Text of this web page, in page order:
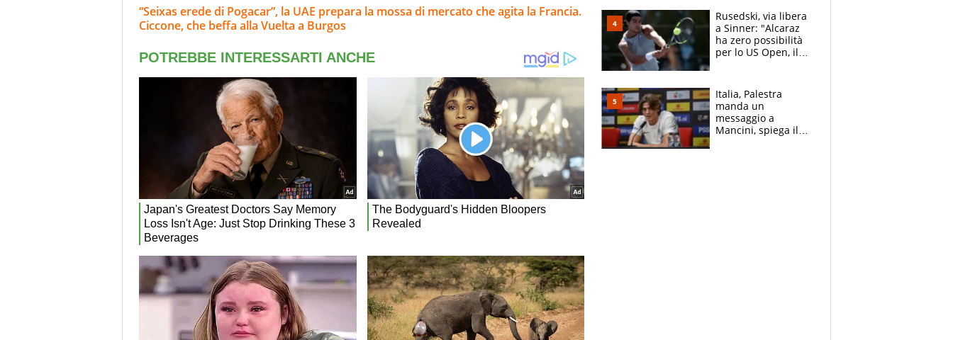
“Seixas erede di Pogacar”, la UAE prepara la mossa di mercato che agita la Francia.
Ciccone, che beffa alla Vuelta a Burgos
Rusedski, via libera
a Sinner: "Alcaraz
ha zero possibilità
per lo US Open, il
Italia, Palestra
manda un
messaggio a
Mancini, spiega il